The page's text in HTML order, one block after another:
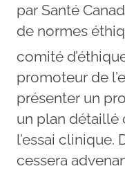
par Santé
de normes
comité
promoteur de
présenter un
un plan détaillé
l’essai clinique.
cessera